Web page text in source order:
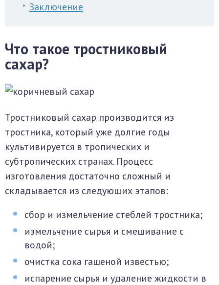
Заключение
Что такое тростниковый
сахар?
Тростниковый сахар производится из
тростника, который уже долгие годы
культивируется в тропических и
субтропических странах. Процесс
изготовления достаточно сложный и
складывается из следующих этапов:
сбор и измельчение стеблей тростника;
измельчение сырья и смешивание с
водой;
очистка сока гашеной известью;
испарение сырья и удаление жидкости в